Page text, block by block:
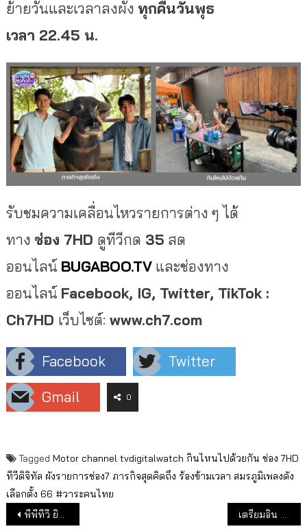
ย้ายวันและเวลาลงผัง ทุกคืนวันพุธ
เวลา 22.45 น.
รับชมความเคลื่อนไหวรายการต่าง ๆ ได้
ทาง ช่อง 7HD ดูทีวีกด 35 สด
ออนไลน์ BUGABOO.TVและช่องทาง
ออนไลน์ Facebook, IG, Twitter, TikTok :
Ch7HD เว็บไซต์: www.ch7.com
Facebook
Twitter
Gmail
0
Tagged Motor channel tvdigitalwatch กินไหนไปด้วยกัน ช่อง 7HD
ทีวีดิจิทัล ผังรายการช่อง7 ภารกิจสุดคิดถึง ร้องข้ามเวลา สมรภูมิเพลงดัง
เลือกตั้ง 66 #วาระคนไทย
แนะแนวเรื่อง
พีพีทีวี ยิงสด! แมตซ์ชี้ชะตาตัดสินแชมป์ “เสือเหลือง ฟัด เสือใต้” เตรียมอิน ฟิน มันส์ ไปกับ บทบาทใหม่ “ฟิล์ม ธนภัทร”